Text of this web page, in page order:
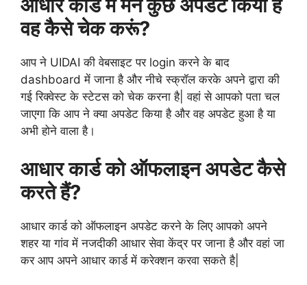
आधार कार्ड में मैंने कुछ अपडेट किया है
वह कैसे चेक करूं?
आप ने UIDAI की वेबसाइट पर login करने के बाद
dashboard में जाना है और नीचे स्क्रॉल करके अपने द्वारा की
गई रिक्वेस्ट के स्टेटस को चेक करना है| वहां से आपको पता चल
जाएगा कि आप ने क्या अपडेट किया है और वह अपडेट हुआ है या
अभी होने वाला है।
आधार कार्ड को ऑफलाइन अपडेट कैसे
करते हैं?
आधार कार्ड को ऑफलाइन अपडेट करने के लिए आपको अपने
शहर या गांव में नजदीकी आधार सेवा केंद्र पर जाना है और वहां जा
कर आप अपने आधार कार्ड में करेक्शन करवा सकते है|